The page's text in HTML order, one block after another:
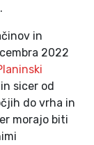
in
2022
sicer od
do vrha in
morajo biti